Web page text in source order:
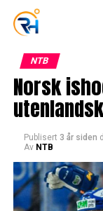
NTB
Norsk
Publisert 3 år siden
Av NTB